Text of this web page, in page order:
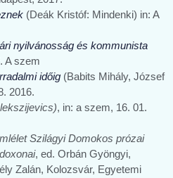
(Deák Kristóf: Mindenki) in: A
nyilvánosság és kommunista
A szem
időig (Babits Mihály, József
2016.
, in: a szem, 16. 01.
Szilágyi Domokos prózai
, ed. Orbán Gyöngyi,
Zalán, Kolozsvár, Egyetemi